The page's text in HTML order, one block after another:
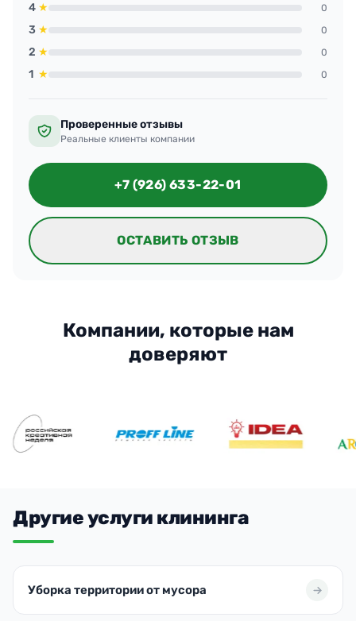
4 ★ 0
3 ★ 0
2 ★ 0
1 ★ 0
Проверенные отзывы
Реальные клиенты компании
+7 (926) 633-22-01
ОСТАВИТЬ ОТЗЫВ
Компании, которые нам
доверяют
Другие услуги клининга
Уборка территории от мусора